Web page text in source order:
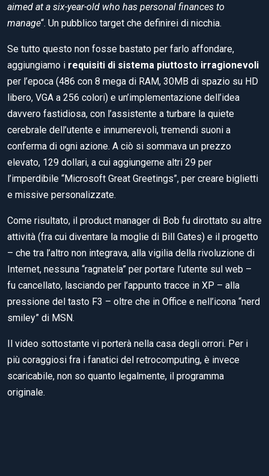
aimed at a six-year-old who has personal finances to
manage“. Un pubblico target che definirei di nicchia.
Se tutto questo non fosse bastato per farlo affondare,
aggiungiamo i requisiti di sistema piuttosto irragionevoli
per l’epoca (486 con 8 mega di RAM, 30MB di spazio su HD
libero, VGA a 256 colori) e un’implementazione dell’idea
davvero fastidiosa, con l’assistente a turbare la quiete
cerebrale dell’utente e innumerevoli, tremendi suoni a
conferma di ogni azione. A ciò si sommava un prezzo
elevato, 129 dollari, a cui aggiungerne altri 29 per
l’imperdibile “Microsoft Great Greetings”, per creare biglietti
e missive personalizzate.
Come risultato, il product manager di Bob fu dirottato su altre
attività (fra cui diventare la moglie di Bill Gates) e il progetto
– che tra l’altro non integrava, alla vigilia della rivoluzione di
Internet, nessuna “ragnatela” per portare l’utente sul web –
fu cancellato, lasciando per l’appunto tracce in XP – alla
pressione del tasto F3 – oltre che in Office e nell’icona “nerd
smiley” di MSN.
Il video sottostante vi porterà nella casa degli orrori. Per i
più coraggiosi fra i fanatici del retrocomputing, è invece
scaricabile, non so quanto legalmente, il programma
originale.